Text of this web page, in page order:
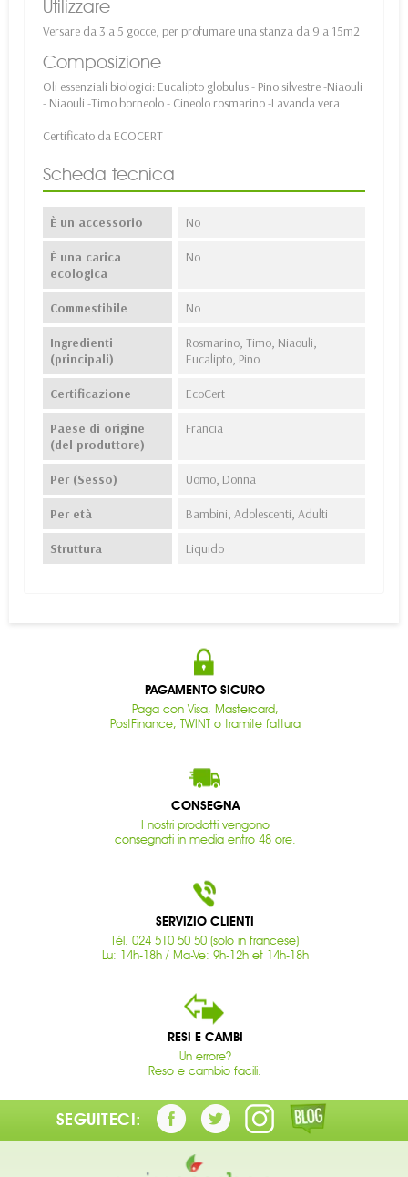
Utilizzare
Versare da 3 a 5 gocce, per profumare una stanza da 9 a 15m2
Composizione
Oli essenziali biologici: Eucalipto globulus- Pino silvestre -Niaouli
- Niaouli -Timo borneolo - Cineolo rosmarino -Lavanda vera
Certificato da ECOCERT
Scheda tecnica
È un accessorio No
È una carica
ecologica
No
Commestibile No
Ingredienti
(principali)
Rosmarino, Timo, Niaouli,
Eucalipto, Pino
Certificazione EcoCert
Paese di origine
(del produttore)
Francia
Per (Sesso) Uomo, Donna
Per età Bambini, Adolescenti, Adulti
Struttura Liquido
PAGAMENTO SICURO
Paga con Visa, Mastercard,
PostFinance, TWINT o tramite fattura
CONSEGNA
I nostri prodotti vengono
consegnati in media entro 48 ore.
SERVIZIO CLIENTI
Tél. 024 510 50 50 (solo in francese)
Lu: 14h-18h / Ma-Ve: 9h-12h et 14h-18h
RESI E CAMBI
Un errore?
Reso e cambio facili.
SEGUITECI: